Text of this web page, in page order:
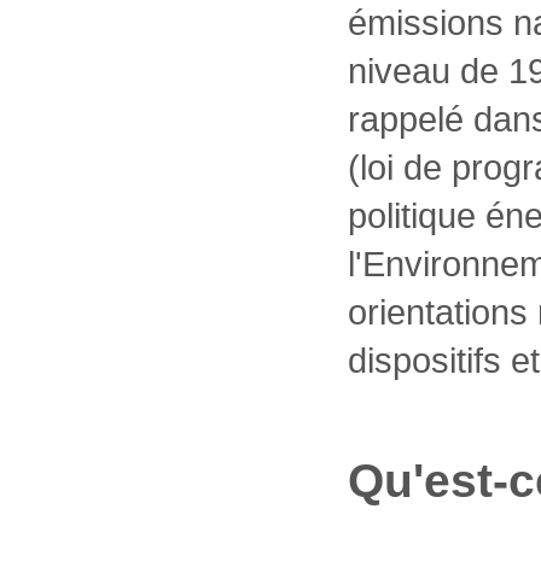
émissions
niveau de
rappelé
(loi de
politique
orientations
dispositifs
Qu'est-